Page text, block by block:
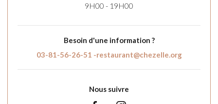
9H00 - 19H00
Besoin d'une information ?
03-81-56-26-51 -restaurant@chezelle.org
Nous suivre